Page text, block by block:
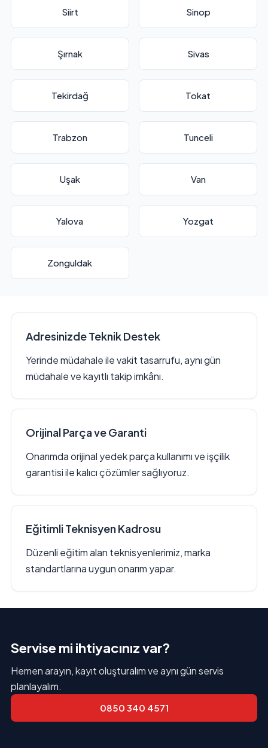
Siirt Sinop
Şırnak Sivas
Tekirdağ Tokat
Trabzon Tunceli
Uşak Van
Yalova Yozgat
Zonguldak
Adresinizde Teknik Destek
Yerinde müdahale ile vakit tasarrufu, aynı gün
müdahale ve kayıtlı takip imkânı.
Orijinal Parça ve Garanti
Onarımda orijinal yedek parça kullanımı ve işçilik
garantisi ile kalıcı çözümler sağlıyoruz.
Eğitimli Teknisyen Kadrosu
Düzenli eğitim alan teknisyenlerimiz, marka
standartlarına uygun onarım yapar.
Servise mi ihtiyacınız var?
Hemen arayın, kayıt oluşturalım ve aynı gün servis
planlayalım.
0850 340 4571